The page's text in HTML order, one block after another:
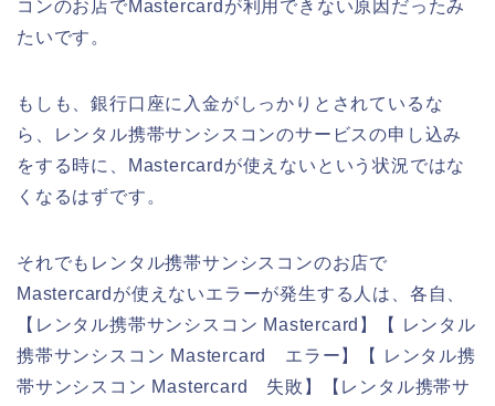
コンのお店でMastercardが利用できない原因だったみ
たいです。
もしも、銀行口座に入金がしっかりとされているな
ら、レンタル携帯サンシスコンのサービスの申し込み
をする時に、Mastercardが使えないという状況ではな
くなるはずです。
それでもレンタル携帯サンシスコンのお店で
Mastercardが使えないエラーが発生する人は、各自、
【レンタル携帯サンシスコン Mastercard】【 レンタル
携帯サンシスコン Mastercard エラー】【 レンタル携
帯サンシスコン Mastercard 失敗】【レンタル携帯サ